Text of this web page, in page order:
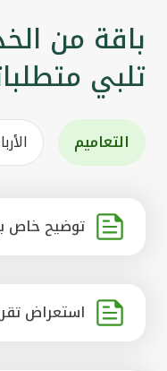
باقة من
تلبي
التعاميم
توضيح خاص
استعراض